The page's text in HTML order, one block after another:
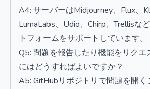
A4: サーバーはMidjourney、Flux、
LumaLabs、Udio、Chirp、Trellisな
トフォームをサポートしています。
Q5: 問題を報告したり機能をリクエ
にはどうすればよいですか？
A5: GitHubリポジトリで問題を開く